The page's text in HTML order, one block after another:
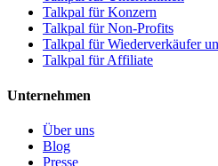
Talkpal für Konzern
Talkpal für Non-Profits
Talkpal für Wiederverkäufer
Talkpal für Affiliate
Unternehmen
Über uns
Blog
Presse